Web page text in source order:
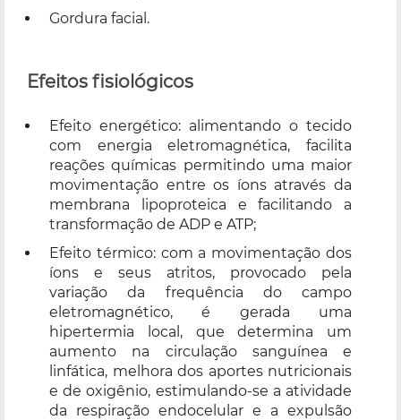
Gordura facial.
Efeitos fisiológicos
Efeito energético: alimentando o tecido
com energia eletromagnética, facilita
reações químicas permitindo uma maior
movimentação entre os íons através da
membrana lipoproteica e facilitando a
transformação de ADP e ATP;
Efeito térmico: com a movimentação dos
íons e seus atritos, provocado pela
variação da frequência do campo
eletromagnético, é gerada uma
hipertermia local, que determina um
aumento na circulação sanguínea e
linfática, melhora dos aportes nutricionais
e de oxigênio, estimulando-se a atividade
da respiração endocelular e a expulsão